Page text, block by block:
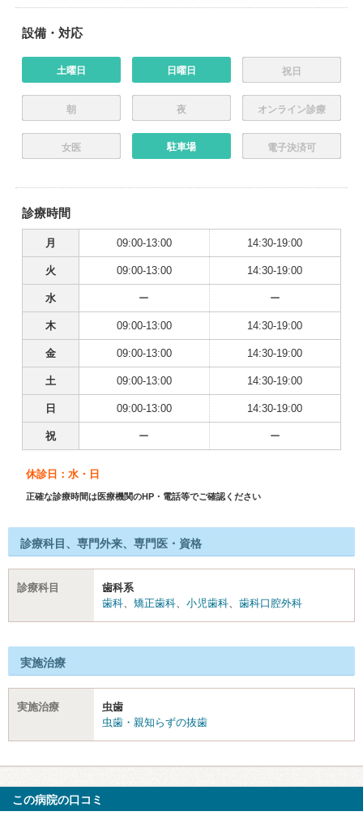
設備・対応
土曜日 日曜日 祝日
朝 夜 オンライン診療
女医 駐車場 電子決済可
診療時間
月 09:00-13:00 14:30-19:00
火 09:00-13:00 14:30-19:00
水 ー ー
木 09:00-13:00 14:30-19:00
金 09:00-13:00 14:30-19:00
土 09:00-13:00 14:30-19:00
日 09:00-13:00 14:30-19:00
祝 ー ー
休診日：水・日
正確な診療時間は医療機関のHP・電話等でご確認ください
診療科目、専門外来、専門医・資格
診療科目
歯科系
歯科、 矯正歯科、 小児歯科、 歯科口腔外科
実施治療
実施治療
虫歯
虫歯・親知らずの抜歯
この病院の口コミ